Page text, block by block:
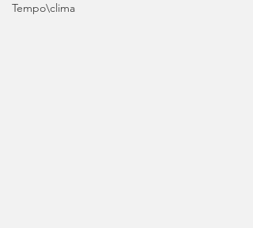
Tempo\clima